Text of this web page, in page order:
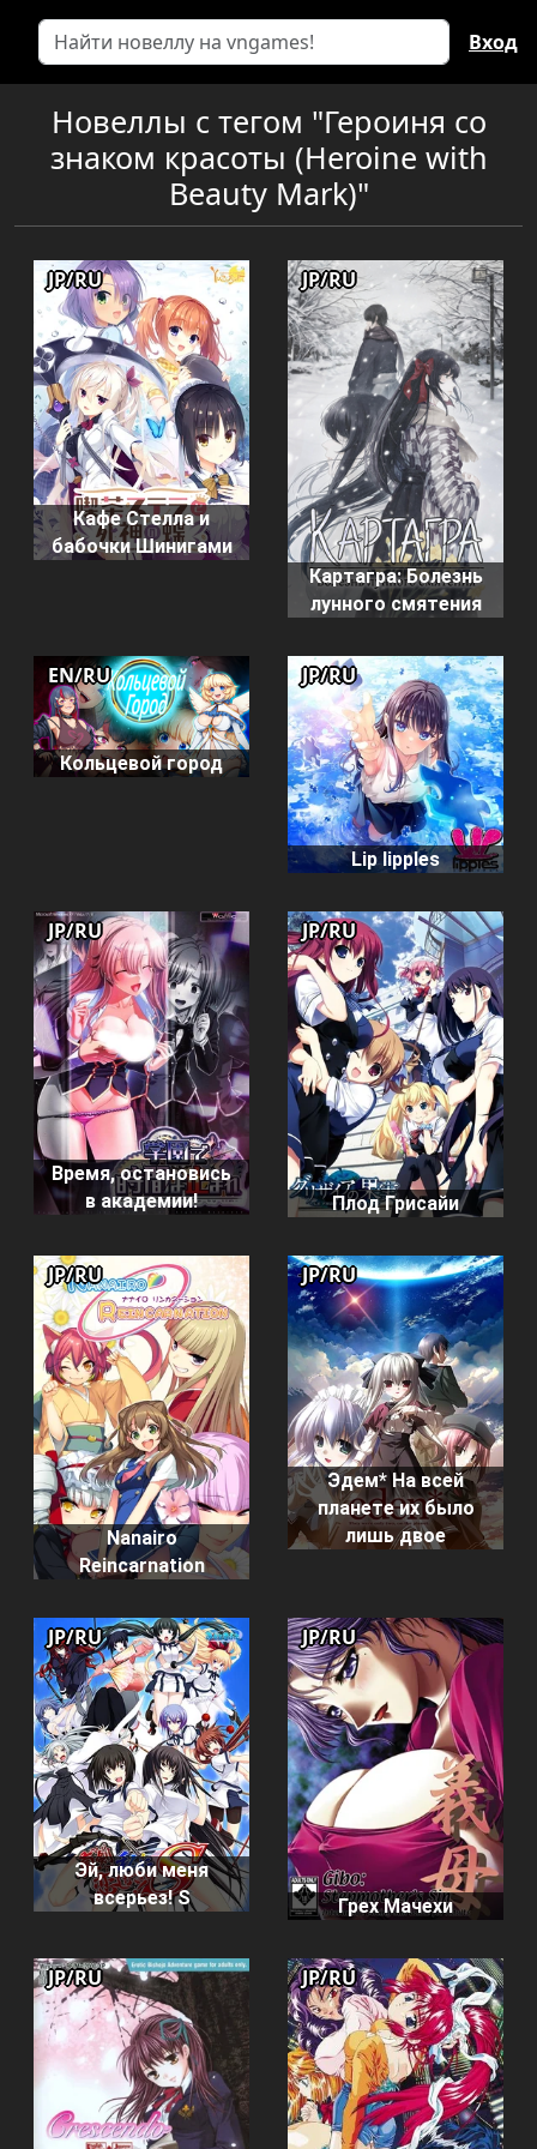
Вход
Новеллы с тегом "Героиня со
знаком красоты (Heroine with
Beauty Mark)"
Кафе Стелла и
бабочки Шинигами
JP/RU
Картагра: Болезнь
лунного смятения
JP/RU
Кольцевой город
EN/RU
Lip lipples
JP/RU
Время, остановись
в академии!
JP/RU
Плод Грисайи
JP/RU
Nanairo
Reincarnation
JP/RU
Эдем* На всей
планете их было
лишь двое
JP/RU
Эй, люби меня
всерьез! S
JP/RU
Грех Мачехи
JP/RU
JP/RU JP/RU